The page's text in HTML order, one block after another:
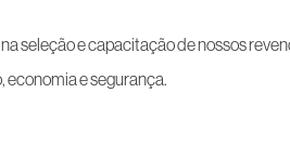
seleção e capacitação de nossos
economia e segurança.